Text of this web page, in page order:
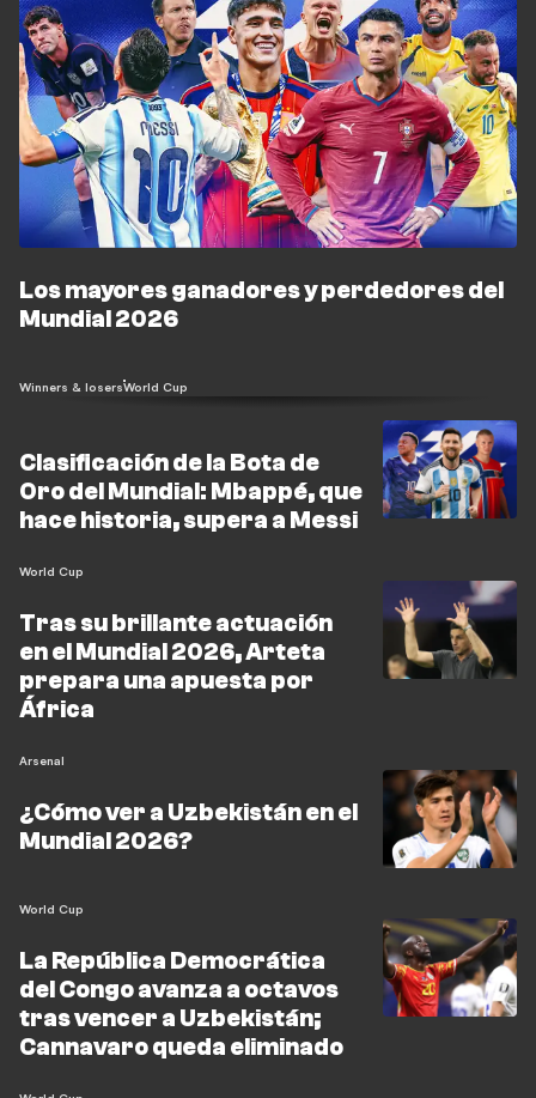
Los mayores ganadores y perdedores del
Mundial 2026
Winners & losersWorld Cup
Clasificación de la Bota de
Oro del Mundial: Mbappé, que
hace historia, supera a Messi
World Cup
Tras su brillante actuación
en el Mundial 2026, Arteta
prepara una apuesta por
África
Arsenal
¿Cómo ver a Uzbekistán en el
Mundial 2026?
World Cup
La República Democrática
del Congo avanza a octavos
tras vencer a Uzbekistán;
Cannavaro queda eliminado